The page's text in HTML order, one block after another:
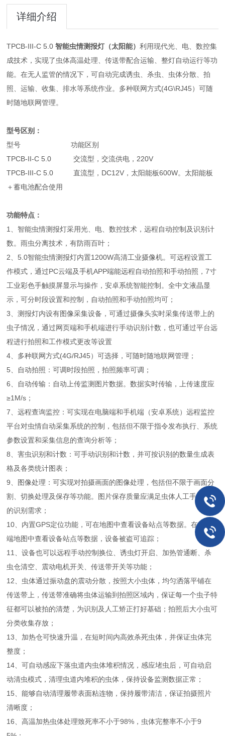
详细介绍
TPCB-III-C 5.0智能虫情测报灯（太阳能）利用现代光、电、数控集
成技术，实现了虫体高温处理、传送带配合运输、整灯自动运行等功
能。在无人监管的情况下，可自动完成诱虫、杀虫、虫体分散、拍
照、运输、收集、排水等系统作业。多种联网方式(4G\RJ45）可随
时随地联网管理。
型号区别：
型号功能区别
TPCB-II-C 5.0交流型，交流供电，220V
TPCB-III-C 5.0直流型，DC12V，太阳能板600W。太阳能板
＋蓄电池配合使用
功能特点：
1、智能虫情测报灯采用光、电、数控技术，远程自动控制及识别计
数。雨虫分离技术，有防雨百叶；
2、5.0智能虫情测报灯内置1200W高清工业摄像机。可远程设置工
作模式，通过PC云端及手机APP端能远程自动拍照和手动拍照，7寸
工业彩色手触摸屏显示与操作，安卓系统智能控制。全中文液晶显
示，可分时段设置和控制，自动拍照和手动拍照均可；
3、测报灯内设有图像采集设备，可通过摄像头实时采集传送带上的
虫子情况，通过网页端和手机端进行手动识别计数，也可通过平台远
程进行拍照和工作模式更改等设置
4、多种联网方式(4G/RJ45）可选择，可随时随地联网管理；
5、自动拍照：可调时段拍照，拍照频率可调；
6、自动传输：自动上传监测图片数据。数据实时传输，上传速度应
≥1M/s；
7、远程查询监控：可实现在电脑端和手机端（安卓系统）远程监控
平台对虫情自动采集系统的控制，包括但不限于指令发布执行、系统
参数设置和采集信息的查询分析等；
8、害虫识别和计数：可手动识别和计数，并可按识别的数量生成表
格及各类统计图表；
9、图像处理：可实现对拍摄画面的图像处理，包括但不限于画面分
割、切换处理及保存等功能。图片保存质量应满足虫体人工手动计数
的识别需求；
10、内置GPS定位功能，可在地图中查看设备站点等数据。在PC云
端地图中查看设备站点等数据，设备被盗可追踪；
11、设备也可以远程手动控制换位、诱虫灯开启、加热管通断、杀
虫仓清空、震动电机开关、传送带开关等功能；
12、虫体通过振动盘的震动分散，按照大小虫体，均匀洒落平铺在
传送带上，传送带准确将虫体运输到拍照区域内，保证每一个虫子特
征都可以被拍的清楚，为识别及人工矫正打好基础；拍照后大小虫可
分类收集存放；
13、加热仓可快速升温，在短时间内高效杀死虫体，并保证虫体完
整度；
14、可自动感应下落虫道内虫体堆积情况，感应堵虫后，可自动启
动清虫模式，清理虫道内堆积的虫体，保持设备监测数据正常；
15、能够自动清理履带表面粘连物，保持履带清洁，保证拍摄照片
清晰度；
16、高温加热虫体处理致死率不小于98%，虫体完整率不小于9